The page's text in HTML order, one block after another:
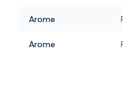
Arome
Arome